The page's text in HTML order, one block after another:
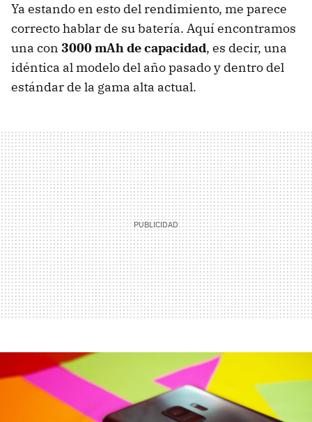
Ya estando en esto del rendimiento, me parece
correcto hablar de su batería. Aquí encontramos
una con 3000 mAh de capacidad, es decir, una
idéntica al modelo del año pasado y dentro del
estándar de la gama alta actual.